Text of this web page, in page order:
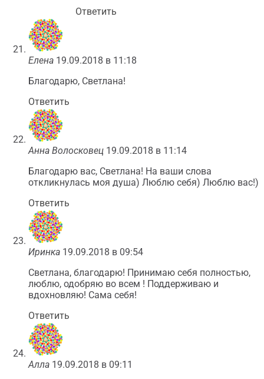
Ответить
Елена 19.09.2018 в 11:18
Благодарю, Светлана!
Ответить
Анна Волосковец 19.09.2018 в 11:14
Благодарю вас, Светлана! На ваши слова
откликнулась моя душа) Люблю себя) Люблю вас!)
Ответить
Иринка 19.09.2018 в 09:54
Светлана, благодарю! Принимаю себя полностью,
люблю, одобряю во всем ! Поддерживаю и
вдохновляю! Сама себя!
Ответить
Алла 19.09.2018 в 09:11